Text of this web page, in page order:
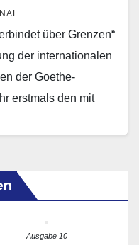
über Grenzen“
der internationalen
der Goethe-
erstmals den mit
Ausgabe 10